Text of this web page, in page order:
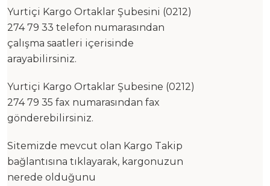
Yurtiçi Kargo Ortaklar Şubesini (0212)
274 79 33 telefon numarasından
çalışma saatleri içerisinde
arayabilirsiniz.
Yurtiçi Kargo Ortaklar Şubesine (0212)
274 79 35 fax numarasından fax
gönderebilirsiniz.
Sitemizde mevcut olan Kargo Takip
bağlantısına tıklayarak, kargonuzun
nerede olduğunu